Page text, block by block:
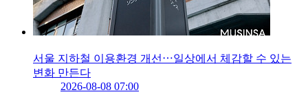
서울 지하철 이용환경 개선⋯일상에서 체감할 수 있는
변화 만든다
2026-08-08 07:00